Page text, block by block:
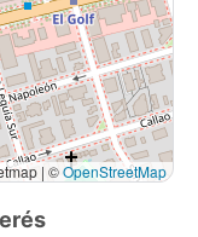
Con un canon
UF 198,00 que es
los
una visita hoy
mucho tiempo!
por el
| ©OpenStreetMap